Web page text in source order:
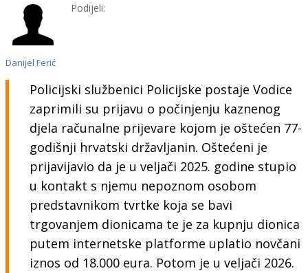
Danijel Ferić
Podijeli:
Policijski službenici Policijske postaje Vodice
zaprimili su prijavu o počinjenju kaznenog
djela računalne prijevare kojom je oštećen 77-
godišnji hrvatski državljanin. Oštećeni je
prijavijavio da je u veljači 2025. godine stupio
u kontakt s njemu nepoznom osobom
predstavnikom tvrtke koja se bavi
trgovanjem dionicama te je za kupnju dionica
putem internetske platforme uplatio novčani
iznos od 18.000 eura. Potom je u veljači 2026.